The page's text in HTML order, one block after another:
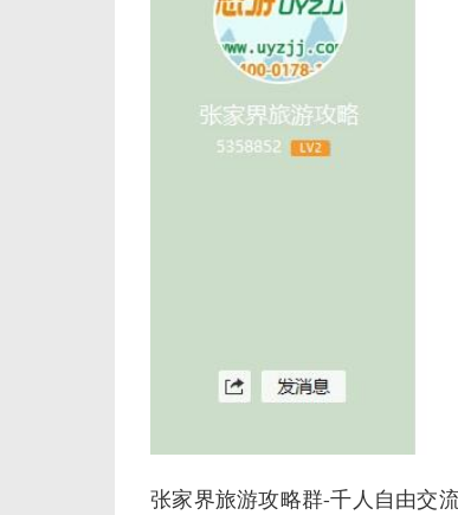
张家界旅游攻略群-千人自由交